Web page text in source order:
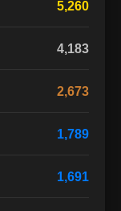
5,260
4,183
2,673
1,789
1,691